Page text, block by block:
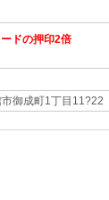
ドの押印2倍
市御成町1丁目11?22